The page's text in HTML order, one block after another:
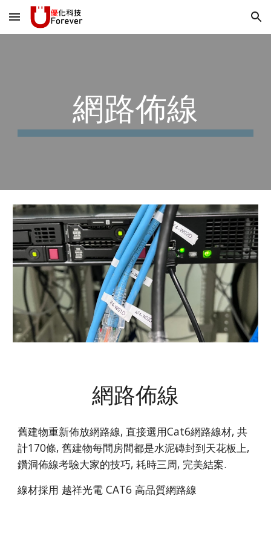
Skip to main content Skip to navigation
網路佈線
網路佈線
舊建物重新佈放網路線, 直接選用Cat6網路線材, 共
計170條, 舊建物每間房間都是水泥磚封到天花板上,
鑽洞佈線考驗大家的技巧, 耗時三周, 完美結案.
線材採用 越祥光電 CAT6 高品質網路線